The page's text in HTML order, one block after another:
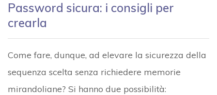
Password sicura: i consigli per
crearla
Come fare, dunque, ad elevare la sicurezza della
sequenza scelta senza richiedere memorie
mirandoliane? Si hanno due possibilità: